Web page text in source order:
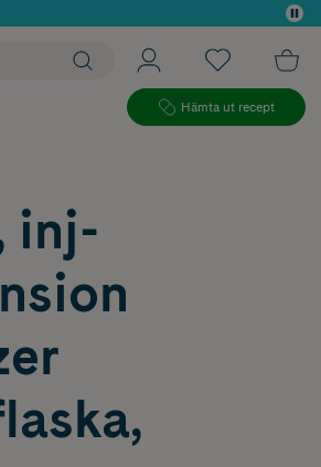
Hämta ut recept
inj-